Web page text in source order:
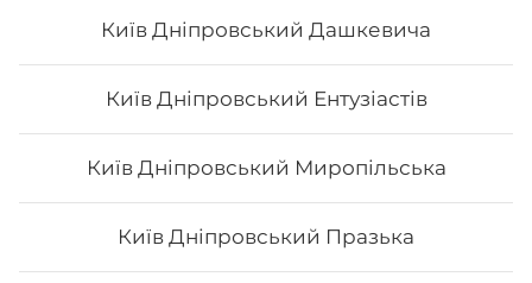
Київ Дніпровський Дашкевича
Київ Дніпровський Ентузіастів
Київ Дніпровський Миропільська
Київ Дніпровський Празька
креветка
196₴ Хочу